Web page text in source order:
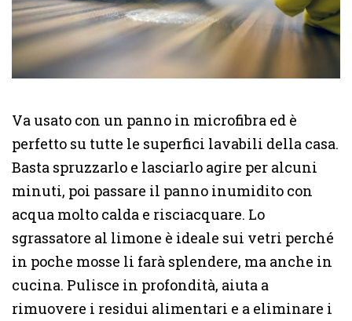
Va usato con un panno in microfibra ed è
perfetto su tutte le superfici lavabili della casa.
Basta spruzzarlo e lasciarlo agire per alcuni
minuti, poi passare il panno inumidito con
acqua molto calda e risciacquare. Lo
sgrassatore al limone è ideale sui vetri perché
in poche mosse li farà splendere, ma anche in
cucina. Pulisce in profondità, aiuta a
rimuovere i residui alimentari e a eliminare i